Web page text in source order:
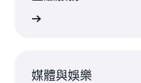
媒體與娛樂